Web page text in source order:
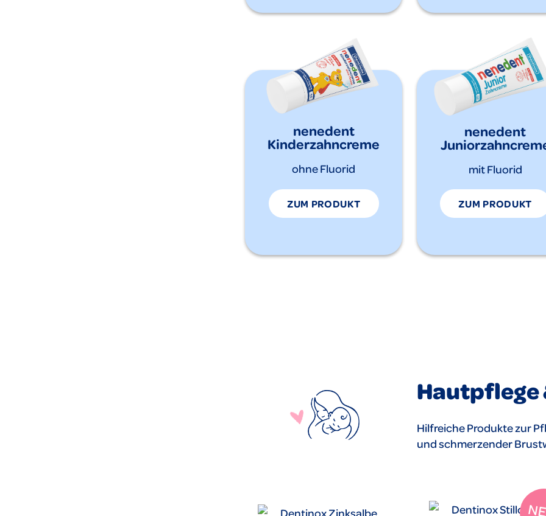
nenedent
Kinderzahncreme
ohne Fluorid
ZUM PRODUKT
nenedent
mit Fluorid
ZUM PRODUKT
Hautpflege
Hilfreiche Produkte zur
und schmerzender